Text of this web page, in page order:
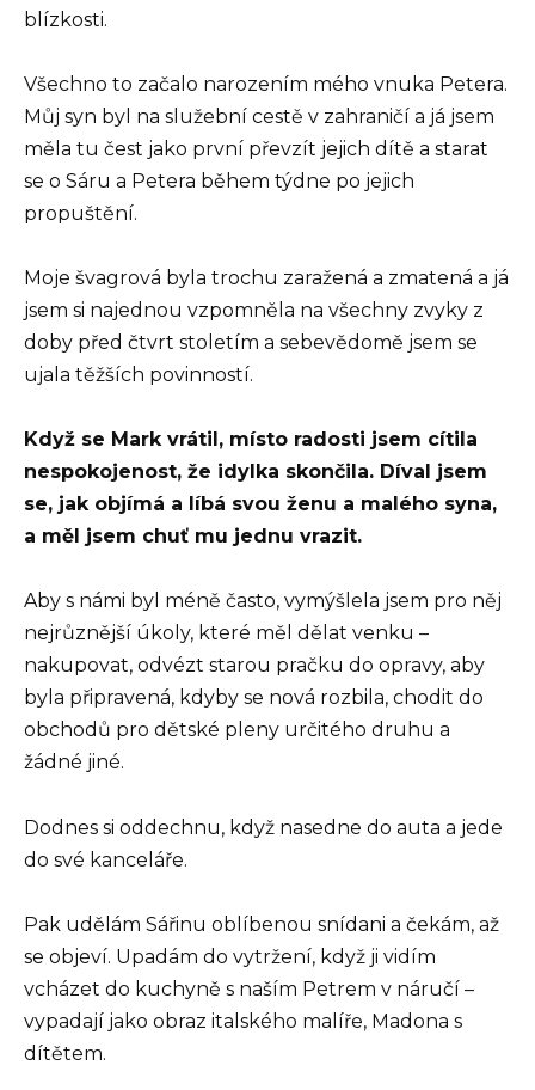
blízkosti.
Všechno to začalo narozením mého vnuka Petera.
Můj syn byl na služební cestě v zahraničí a já jsem
měla tu čest jako první převzít jejich dítě a starat
se o Sáru a Petera během týdne po jejich
propuštění.
Moje švagrová byla trochu zaražená a zmatená a já
jsem si najednou vzpomněla na všechny zvyky z
doby před čtvrt stoletím a sebevědomě jsem se
ujala těžších povinností.
Když se Mark vrátil, místo radosti jsem cítila
nespokojenost, že idylka skončila. Díval jsem
se, jak objímá a líbá svou ženu a malého syna,
a měl jsem chuť mu jednu vrazit.
Aby s námi byl méně často, vymýšlela jsem pro něj
nejrůznější úkoly, které měl dělat venku –
nakupovat, odvézt starou pračku do opravy, aby
byla připravená, kdyby se nová rozbila, chodit do
obchodů pro dětské pleny určitého druhu a
žádné jiné.
Dodnes si oddechnu, když nasedne do auta a jede
do své kanceláře.
Pak udělám Sářinu oblíbenou snídani a čekám, až
se objeví. Upadám do vytržení, když ji vidím
vcházet do kuchyně s naším Petrem v náručí –
vypadají jako obraz italského malíře, Madona s
dítětem.